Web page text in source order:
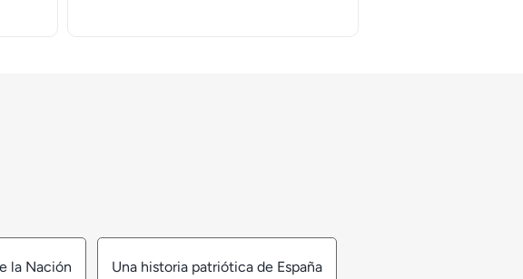
la Nación Una historia patriótica de España